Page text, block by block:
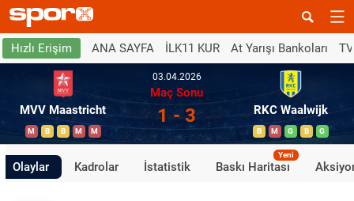
Hızlı Erişim ANA SAYFA İLK11 KUR At Yarışı Bankoları
MVV Maastricht
M B B M M
03.04.2026
Maç Sonu
1 - 3 RKC Waalwijk
B M G B G
Olaylar Kadrolar İstatistik Baskı Haritası
Yeni